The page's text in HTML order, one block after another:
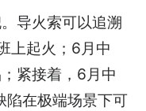
导火索可以追溯
上起火；6月中
紧接着，6月中
陷在极端场景下可